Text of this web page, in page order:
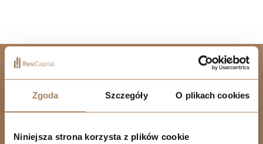
Zgoda Szczegóły O plikach cookies
Niniejsza strona korzysta z plików cookie
CENTRALA
Resi Capital S.A.
Wielicka 20